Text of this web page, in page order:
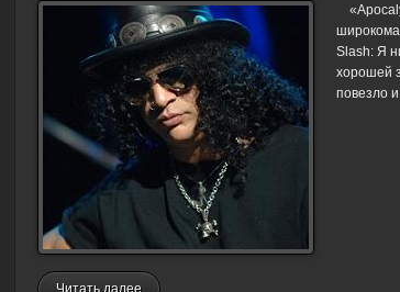
Slash: Я
хорошей
повезло
Читать далее